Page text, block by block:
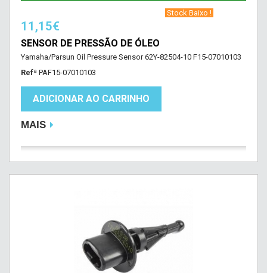
‎ Stock Baixo !‎ ‎
11,15€
SENSOR DE PRESSÃO DE ÓLEO
Yamaha/Parsun Oil Pressure Sensor 62Y-82504-10 F15-07010103
Refª PAF15-07010103
ADICIONAR AO CARRINHO
MAIS